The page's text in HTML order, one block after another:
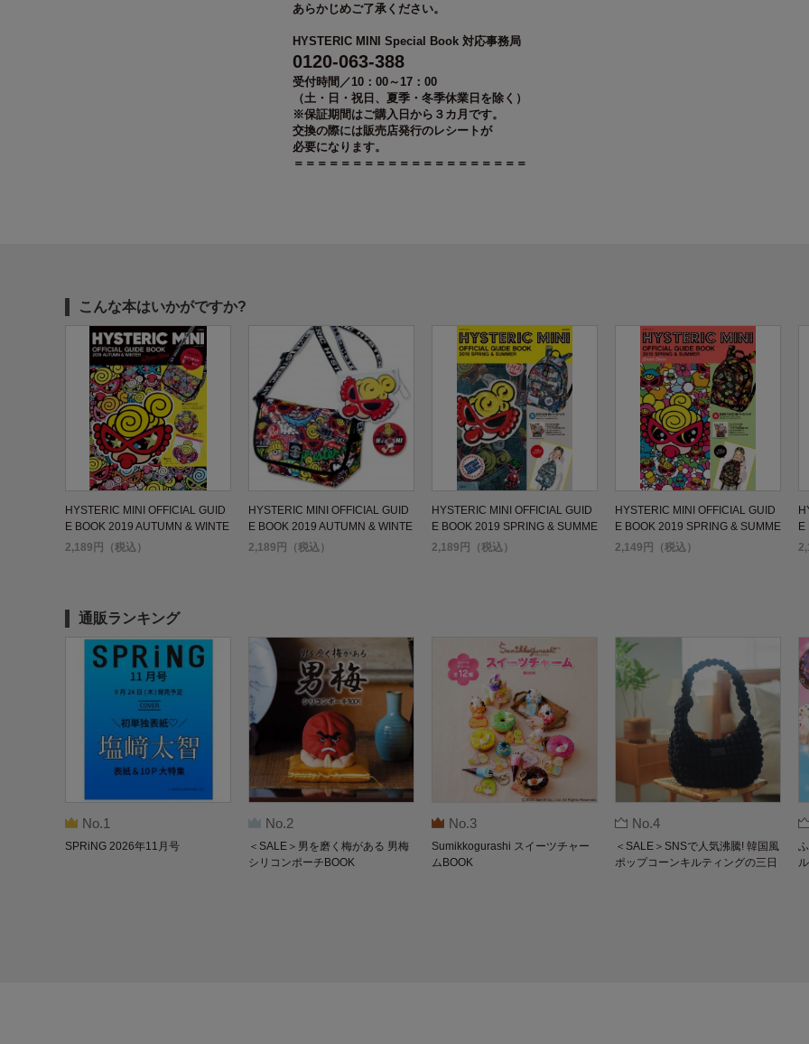
あらかじめご了承ください。
HYSTERIC MINI Special Book 対応事務局
0120-063-388
受付時間／10：00～17：00
（土・日・祝日、夏季・冬季休業日を除く）
※保証期間はご購入日から３カ月です。
交換の際には販売店発行のレシートが
必要になります。
＝＝＝＝＝＝＝＝＝＝＝＝＝＝＝＝＝＝＝＝
こんな本はいかがですか?
HYSTERIC MINI OFFICIAL GUID
E BOOK 2019 AUTUMN & WINTE
R Limited Edition
2,189円（税込）
HYSTERIC MINI OFFICIAL GUID
E BOOK 2019 AUTUMN & WINTE
R
2,189円（税込）
HYSTERIC MINI OFFICIAL GUID
E BOOK 2019 SPRING & SUMME
R
2,189円（税込）
HYSTERIC MINI OFFICIAL GUID
E BOOK 2019 SPRING & SUMME
R Limited Edition
2,149円（税込）
E
R
通販ランキング
No.1
SPRiNG 2026年11月号
No.2
＜SALE＞男を磨く梅がある 男梅
シリコンポーチBOOK
No.3
Sumikkogurashi スイーツチャー
ムBOOK
No.4
＜SALE＞SNSで人気沸騰! 韓国風
ポップコーンキルティングの三日